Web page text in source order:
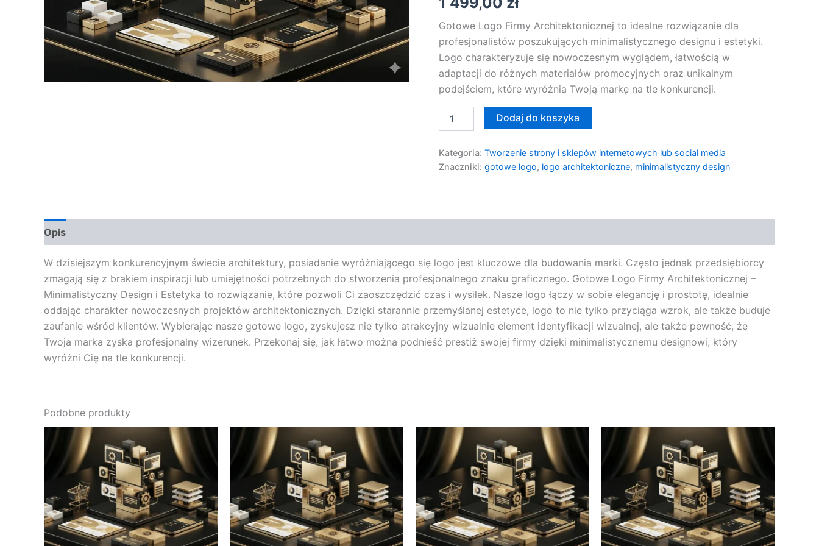
Gotowe Logo Firmy Architektonicznej to idealne rozwiązanie dla
profesjonalistów poszukujących minimalistycznego designu i estetyki.
Logo charakteryzuje się nowoczesnym wyglądem, łatwością w
adaptacji do różnych materiałów promocyjnych oraz unikalnym
podejściem, które wyróżnia Twoją markę na tle konkurencji.
Dodaj do koszyka
Kategoria: Tworzenie strony i sklepów internetowych lub social media
Znaczniki: gotowe logo, logo architektoniczne, minimalistyczny design
Opis
W dzisiejszym konkurencyjnym świecie architektury, posiadanie wyróżniającego się logo jest kluczowe dla budowania marki. Często jednak przedsiębiorcy
zmagają się z brakiem inspiracji lub umiejętności potrzebnych do stworzenia profesjonalnego znaku graficznego. Gotowe Logo Firmy Architektonicznej –
Minimalistyczny Design i Estetyka to rozwiązanie, które pozwoli Ci zaoszczędzić czas i wysiłek. Nasze logo łączy w sobie elegancję i prostotę, idealnie
oddając charakter nowoczesnych projektów architektonicznych. Dzięki starannie przemyślanej estetyce, logo to nie tylko przyciąga wzrok, ale także buduje
zaufanie wśród klientów. Wybierając nasze gotowe logo, zyskujesz nie tylko atrakcyjny wizualnie element identyfikacji wizualnej, ale także pewność, że
Twoja marka zyska profesjonalny wizerunek. Przekonaj się, jak łatwo można podnieść prestiż swojej firmy dzięki minimalistycznemu designowi, który
wyróżni Cię na tle konkurencji.
Podobne produkty